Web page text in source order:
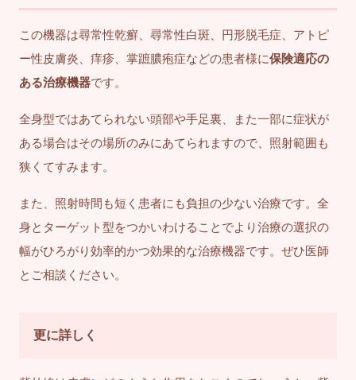
この機器は尋常性乾癬、尋常性白斑、円形脱毛症、アトピ
ー性皮膚炎、痒疹、掌蹠膿疱症などの患者様に保険適応の
ある治療機器です。
全身型ではあてられない頭部や手足裏、また一部に症状が
ある場合はその場所のみにあてられますので、照射範囲も
狭くてすみます。
また、照射時間も短く患者にも負担の少ない治療です。全
身とターゲット型をつかいわけることでより治療の選択の
幅がひろがり効率的かつ効果的な治療機器です。ぜひ医師
とご相談ください。
更に詳しく